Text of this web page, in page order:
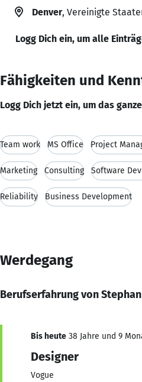
Denver, Vereinigte
Logg Dich ein, um alle
Fähigkeiten und
Logg Dich jetzt ein, um das
Team work MS Office Project
Marketing Consulting Software
Reliability Business Development
Werdegang
Berufserfahrung von
Bis heute 38 Jahre und 9
Designer
Vogue